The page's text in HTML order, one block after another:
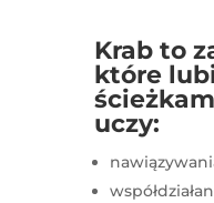
Krab to
które
uczy: